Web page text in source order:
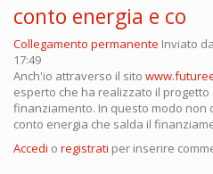
conto energia e co
Collegamento permanente Inviato da
17:49
Anch'io attraverso il sito
esperto che ha realizzato il
finanziamento. In questo modo non
conto energia che salda il
Accedi o registrati per inserire